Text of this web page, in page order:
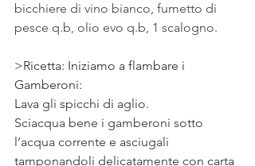
bicchiere di vino bianco, fumetto di
pesce q.b, olio evo q.b, 1 scalogno.
>Ricetta: Iniziamo a flambare i
Gamberoni:
Lava gli spicchi di aglio.
Sciacqua bene i gamberoni sotto
l’acqua corrente e asciugali
tamponandoli delicatamente con carta